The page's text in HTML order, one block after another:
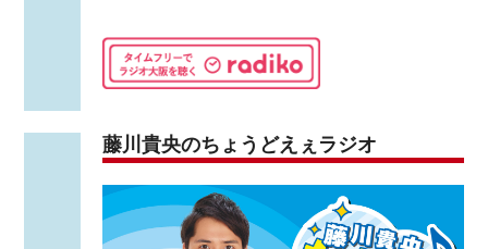
藤川貴央のちょうどえぇラジオ